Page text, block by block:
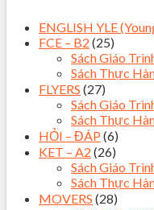
ENGLISH YLE
FCE – B2 (25)
Sách Giáo
Sách Thực
FLYERS (27)
Sách Giáo
Sách Thực
HỎI – ĐÁP (6)
KET – A2 (26)
Sách Giáo
Sách Thực
MOVERS (28)